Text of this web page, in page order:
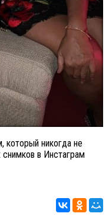
который никогда не
снимков в Инстаграм